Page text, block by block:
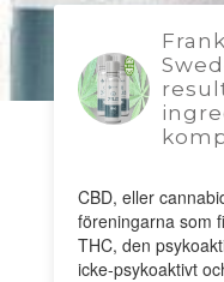
CBD, eller
föreningarna som
THC, den
icke-psykoaktivt